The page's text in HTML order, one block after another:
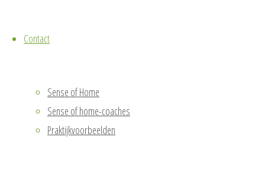
Contact
Sense of Home
Sense of home-coaches
Praktijkvoorbeelden
naar